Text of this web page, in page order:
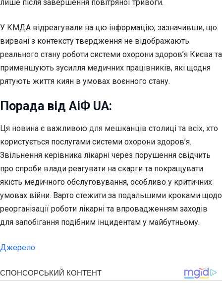
лише після завершення повітряної тривоги.
У КМДА відреагували на цю інформацію, зазначивши, що
вирвані з контексту твердження не відображають
реального стану роботи системи охорони здоров’я Києва та
применшують зусилля медичних працівників, які щодня
рятують життя киян в умовах воєнного стану.
Порада від АіФ UA:
Ця новина є важливою для мешканців столиці та всіх, хто
користується послугами системи охорони здоров’я.
Звільнення керівника лікарні через порушення свідчить
про спроби влади реагувати на скарги та покращувати
якість медичного обслуговування, особливо у критичних
умовах війни. Варто стежити за подальшими кроками щодо
реорганізації роботи лікарні та впровадженням заходів
для запобігання подібним інцидентам у майбутньому.
Джерело